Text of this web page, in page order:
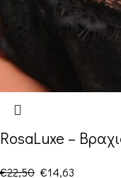
RosaLuxe –
€22,50 €14,63